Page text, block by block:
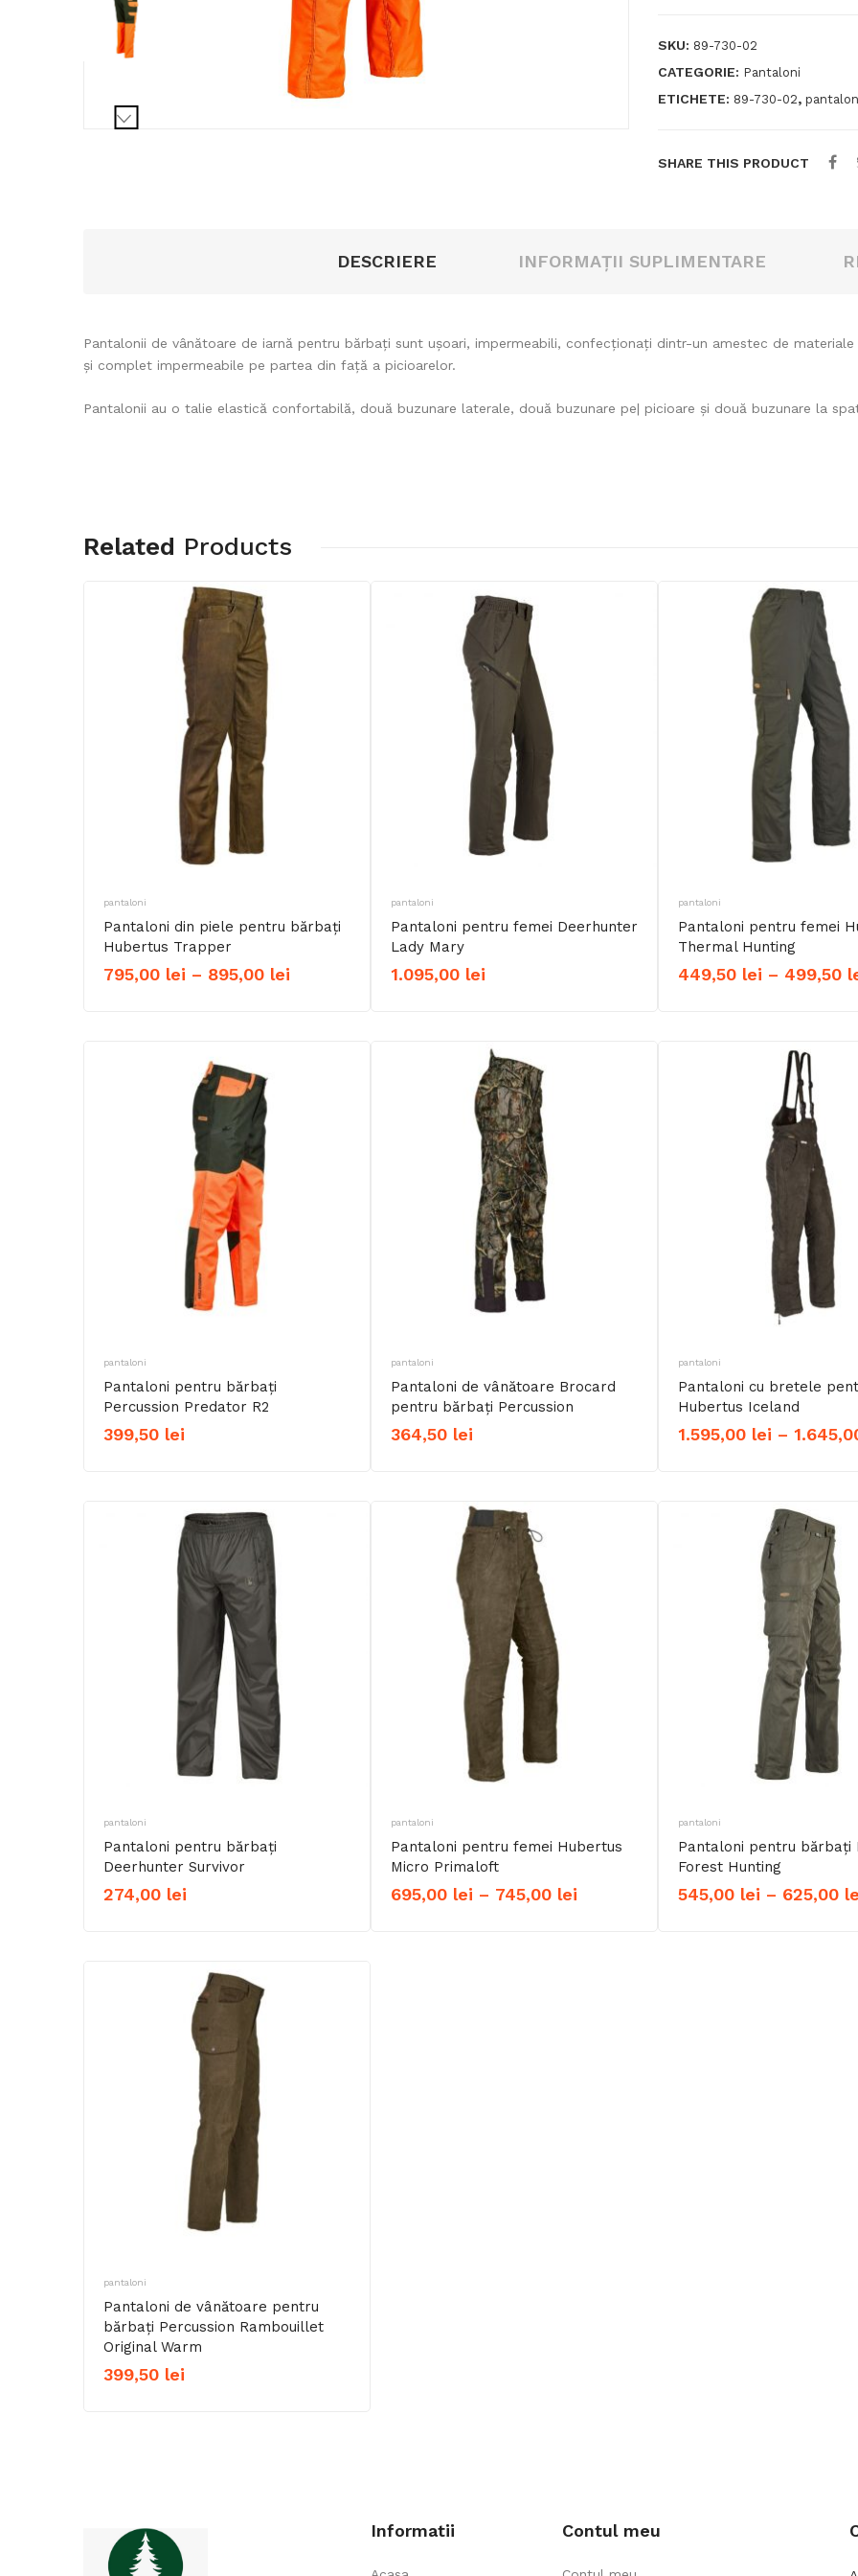
Roncier
SKU: 89-730-02
CATEGORIE: Pantaloni
ETICHETE: 89-730-02,
SHARE THIS PRODUCT
DESCRIERE INFORMAȚII SUPLIMENTARE
Pantalonii de vânătoare de iarnă pentru bărbați sunt ușoari, impermeabili, confecționați dintr-un amestec de
și complet impermeabile pe partea din față a picioarelor.
Pantalonii au o talie elastică confortabilă, două buzunare laterale, două buzunare pe| picioare și două buzunare la
Related Products
pantaloni
Pantaloni din piele pentru bărbați
Hubertus Trapper
795,00 lei – 895,00 lei
pantaloni
Pantaloni pentru femei Deerhunter
Lady Mary
1.095,00 lei
pantaloni
Pantaloni pentru femei
Thermal Hunting
449,50 lei – 499,50
pantaloni
Pantaloni pentru bărbați
Percussion Predator R2
399,50 lei
pantaloni
Pantaloni de vânătoare Brocard
pentru bărbați Percussion
364,50 lei
pantaloni
Pantaloni cu bretele
Hubertus Iceland
1.595,00 lei –
pantaloni
Pantaloni pentru bărbați
Deerhunter Survivor
274,00 lei
pantaloni
Pantaloni pentru femei Hubertus
Micro Primaloft
695,00 lei – 745,00 lei
pantaloni
Pantaloni pentru bărbați
Forest Hunting
545,00 lei – 625,00
pantaloni
Pantaloni de vânătoare pentru
bărbați Percussion Rambouillet
Original Warm
399,50 lei
Informatii Contul meu